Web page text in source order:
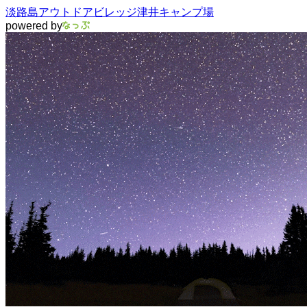
淡路島アウトドアビレッジ津井キャンプ場
powered by